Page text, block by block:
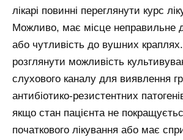
лікарі повинні переглянути курс
Можливо, має місце неправильне
або чутливість до вушних
розглянути можливість
слухового каналу для виявлення
антибіотико-резистентних
якщо стан пацієнта не
початкового лікування або має